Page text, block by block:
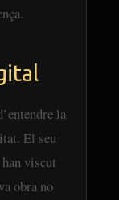
la
El seu
viscut
obra no